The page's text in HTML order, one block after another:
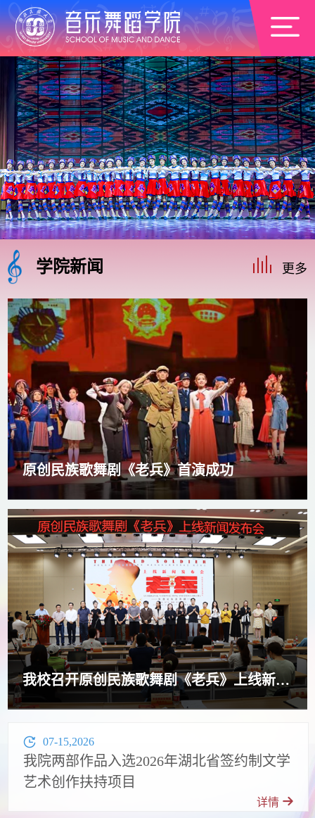
学院新闻 更多
原创民族歌舞剧《老兵》首演成功
我校召开原创民族歌舞剧《老兵》上线新闻发布会
07-15,2026
我院两部作品入选2026年湖北省签约制文学
艺术创作扶持项目
详情